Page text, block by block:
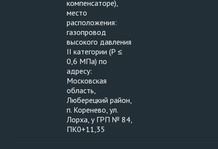
компенсаторе),
место
расположения:
газопровод
высокого давления
II категории (Р ≤
0,6 МПа) по
адресу:
Московская
область,
Люберецкий район,
п. Коренево, ул.
Лорха, у ГРП № 84,
ПК0+11,35